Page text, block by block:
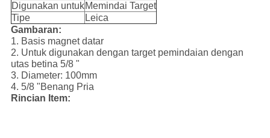
Digunakan untukMemindai Target
Tipe
Leica
Gambaran:
1. Basis magnet datar
2. Untuk digunakan dengan target pemindaian dengan
utas betina 5/8 "
3. Diameter: 100mm
4. 5/8 "Benang Pria
Rincian Item: